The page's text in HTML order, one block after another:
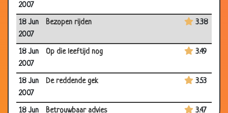
2007
18 Jun
2007
Bezopen rijden 3.38
18 Jun
2007
Op die leeftijd nog 3.49
18 Jun
2007
De reddende gek 3.53
18 Jun Betrouwbaar advies 3.47